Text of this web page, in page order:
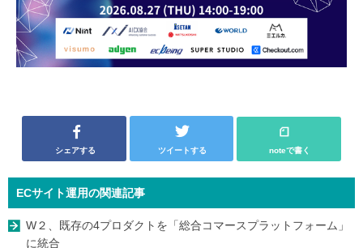
シェアする ツイートする noteで書く
ECサイト運用の関連記事
W２、既存の4プロダクトを「総合コマースプラットフォーム」
に統合